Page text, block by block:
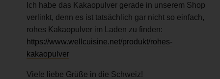
Ich habe das Kakaopulver gerade in unserem Shop
verlinkt, denn es ist tatsächlich gar nicht so einfach,
rohes Kakaopulver im Laden zu finden:
https://www.wellcuisine.net/produkt/rohes-
kakaopulver
Viele liebe Grüße in die Schweiz!